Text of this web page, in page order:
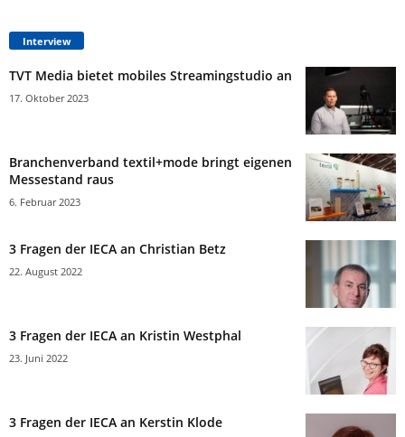
Interview
TVT Media bietet mobiles Streamingstudio an
17. Oktober 2023
Branchenverband textil+mode bringt eigenen
Messestand raus
6. Februar 2023
3 Fragen der IECA an Christian Betz
22. August 2022
3 Fragen der IECA an Kristin Westphal
23. Juni 2022
3 Fragen der IECA an Kerstin Klode